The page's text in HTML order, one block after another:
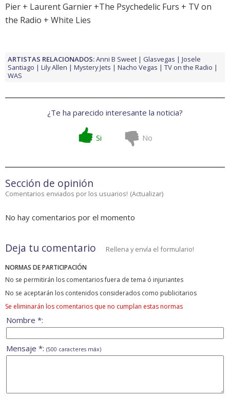
Pier + Laurent Garnier +The Psychedelic Furs + TV on
the Radio + White Lies
ARTISTAS RELACIONADOS:Anni B Sweet Glasvegas
Josele
Santiago
Lily Allen Mystery Jets Nacho Vegas
TV on the Radio
WAS
¿Te ha parecido interesante la noticia?
Si No
Sección de opinión
Comentarios enviados por los usuarios! (Actualizar)
No hay comentarios por el momento
Deja tu comentario Rellena y envía el formulario!
NORMAS DE PARTICIPACIÓN
No se permitirán los comentarios fuera de tema ó injuriantes
No se aceptarán los contenidos considerados como publicitarios
Se eliminarán los comentarios que no cumplan estas normas
Nombre *:
Mensaje *: (500 caracteres máx)